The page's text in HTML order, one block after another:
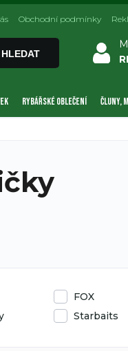
HLEDAT
Obchodní podmínky
RYBÁŘSKÉ OBLEČENÍ ČLUNY,
FOX
Starbaits